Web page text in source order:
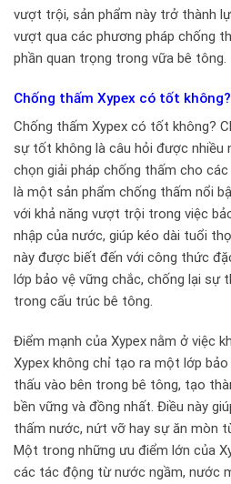
vượt trội, sản phẩm này trở thành
vượt qua các phương pháp chống
phần quan trọng trong vữa bê tông.
Chống thấm Xypex có tốt không?
Chống thấm Xypex có tốt không?
sự tốt không là câu hỏi được nhiều
chọn giải pháp chống thấm cho
là một sản phẩm chống thấm nổi
với khả năng vượt trội trong việc
nhập của nước, giúp kéo dài tuổi
này được biết đến với công thức
lớp bảo vệ vững chắc, chống lại sự
trong cấu trúc bê tông.
Điểm mạnh của Xypex nằm ở việc
Xypex không chỉ tạo ra một lớp
thấu vào bên trong bê tông, tạo
bền vững và đồng nhất. Điều này
thấm nước, nứt vỡ hay sự ăn mòn
Một trong những ưu điểm lớn của
các tác động từ nước ngầm, nước